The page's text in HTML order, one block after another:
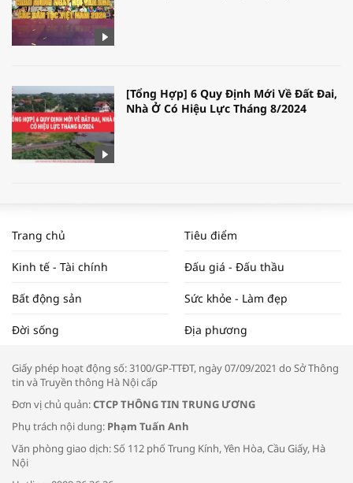
[Tổng Hợp] 6 Quy Định Mới Về Đất Đai,
Nhà Ở Có Hiệu Lực Tháng 8/2024
NAM NĂM 2024 VÀ NĂM 2025 | NHỊP
ĐẬP THỊ TRƯỜNG #62
Tọa đàm “Xúc tiến thương mại: Khơi
Bác sĩ tư vấn cách phòng tránh bệnh
đường hô hấp trong thời tiết giao mùa
Trang chủ Tiêu điểm
Kinh tế - Tài chính Đấu giá - Đấu thầu
Bất động sản Sức khỏe - Làm đẹp
Đời sống Địa phương
Giấy phép hoạt động số: 3100/GP-TTĐT, ngày 07/09/2021 do Sở Thông
tin và Truyền thông Hà Nội cấp
Đơn vị chủ quản:CTCP THÔNG TIN TRUNG ƯƠNG
Phụ trách nội dung: Phạm Tuấn Anh
Văn phòng giao dịch: Số 112 phố Trung Kính, Yên Hòa, Cầu Giấy, Hà
Nội